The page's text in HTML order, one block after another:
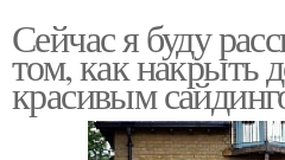
Сейчас я буду
том, как накрыть
красивым